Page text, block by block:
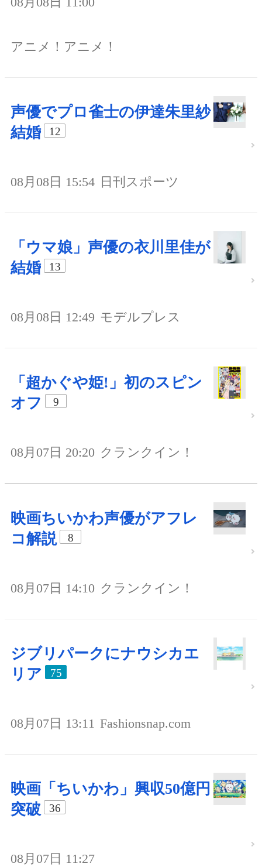
アニメ！アニメ！
声優でプロ雀士の伊達朱里紗
結婚
12
08月08日 15:54 日刊スポーツ
「ウマ娘」声優の衣川里佳が
結婚
13
08月08日 12:49 モデルプレス
「超かぐや姫!」初のスピン
オフ
9
08月07日 20:20 クランクイン！
映画ちいかわ声優がアフレ
コ解説
8
08月07日 14:10 クランクイン！
ジブリパークにナウシカエ
リア
75
08月07日 13:11 Fashionsnap.com
映画「ちいかわ」興収50億円
突破
36
08月07日 11:27